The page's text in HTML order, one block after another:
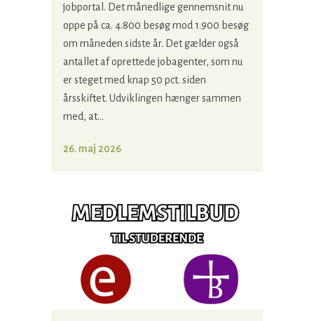
jobportal. Det månedlige gennemsnit nu
oppe på ca. 4.800 besøg mod 1.900 besøg
om måneden sidste år. Det gælder også
antallet af oprettede jobagenter, som nu
er steget med knap 50 pct. siden
årsskiftet. Udviklingen hænger sammen
med, at...
26. maj 2026